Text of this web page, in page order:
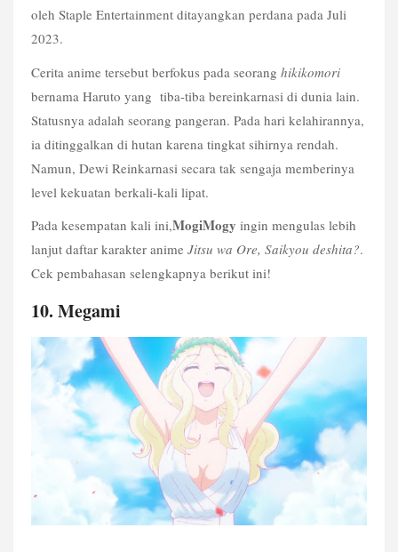
oleh Staple Entertainment ditayangkan perdana pada Juli
2023.
Cerita anime tersebut berfokus pada seorang
bernama Haruto yang  tiba-tiba bereinkarnasi di dunia lain.
Statusnya adalah seorang pangeran. Pada hari kelahirannya,
ia ditinggalkan di hutan karena tingkat sihirnya rendah.
Namun, Dewi Reinkarnasi secara tak sengaja memberinya
level kekuatan berkali-kali lipat.
Pada kesempatan kali ini,MogiMogy ingin mengulas lebih
lanjut daftar karakter anime Jitsu wa Ore, Saikyou deshita?.
Cek pembahasan selengkapnya berikut ini!
10. Megami